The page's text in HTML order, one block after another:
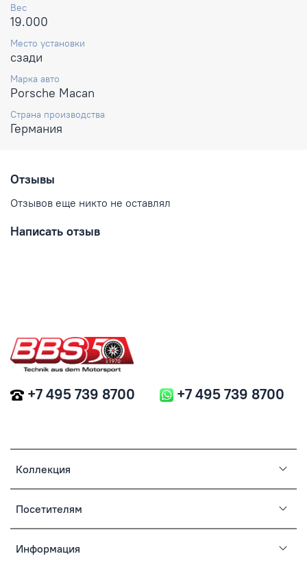
Вес
19.000
Место установки
сзади
Марка авто
Porsche Macan
Страна производства
Германия
Отзывы
Отзывов еще никто не оставлял
Написать отзыв
Коллекция
Посетителям
Информация
+7 495 739 8700 +7 495 739 8700